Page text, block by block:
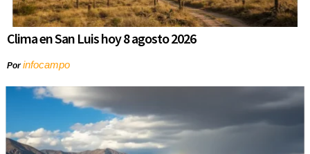
Clima en San Luis hoy 8 agosto 2026
Porinfocampo